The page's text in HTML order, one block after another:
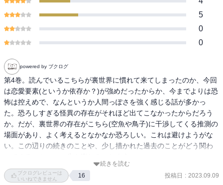
5
0
0
powered by ブクログ
第4巻。読んでいるこちらが裏世界に慣れて来てしまったのか、今回
は恋愛要素(というか依存か？)が強めだったからか、今までよりは恐
怖は控えめで、なんというか人間っぽさを強く感じる話が多かっ
た。恐ろしすぎる怪異の存在がそれほど出てこなかったからだろう
か。だが、裏世界の存在がこちら(空魚や鳥子)に干渉してくる推測の
場面があり、よく考えるとなかなか恐ろしい。これは避けようがな
い。この辺りの続きのことや、少し描かれた過去のことがどう関わ
「あの牧場の件」
続きを読む
ブクログレビューは
いいねできません
16 投稿日 : 2023.09.09